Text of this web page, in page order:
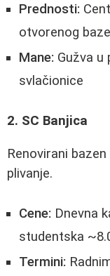
Prednosti:
otvorenog
Mane: Gužva u
svlačionice
2. SC Banjica
Renovirani
plivanje.
Cene: Dnevna
studentska
Termini: